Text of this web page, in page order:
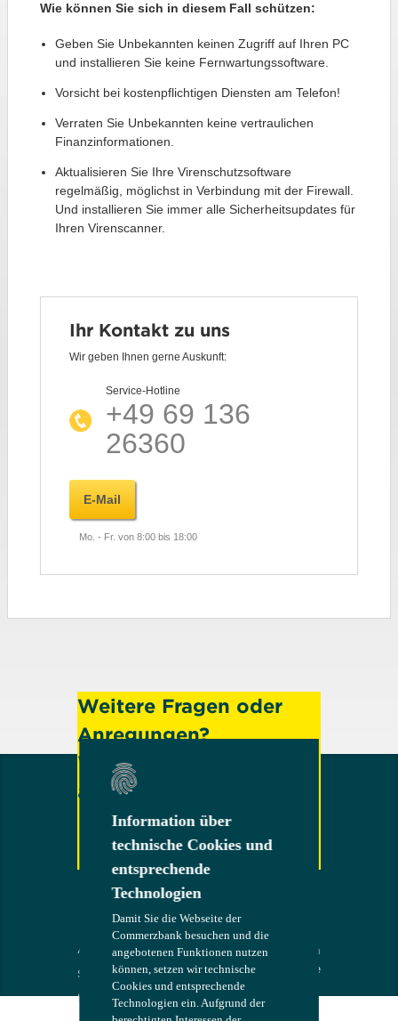
Wie können Sie sich in diesem Fall schützen:
Geben Sie Unbekannten keinen Zugriff auf Ihren PC
und installieren Sie keine Fernwartungssoftware.
Vorsicht bei kostenpflichtigen Diensten am Telefon!
Verraten Sie Unbekannten keine vertraulichen
Finanzinformationen.
Aktualisieren Sie Ihre Virenschutzsoftware
regelmäßig, möglichst in Verbindung mit der Firewall.
Und installieren Sie immer alle Sicherheitsupdates für
Ihren Virenscanner.
Ihr Kontakt zu uns
Wir geben Ihnen gerne Auskunft:
Service-Hotline
+49 69 136
26360
E-Mail
Mo. - Fr. von 8:00 bis 18:00
Weitere Fragen oder
Anregungen?
Wenden Sie sich gerne
an uns!
Kontakt
AGB
Sicherheit
Impressum
COMMERZB
ANK
Die Bank an
Ihrer Seite
Information über
technische Cookies und
entsprechende
Technologien
Damit Sie die Webseite der
Commerzbank besuchen und die
angebotenen Funktionen nutzen
können, setzen wir technische
Cookies und entsprechende
Technologien ein. Aufgrund der
Information über
technische Cookies und
entsprechende
Technologien
Damit Sie die Webseite der
Commerzbank besuchen und die
angebotenen Funktionen nutzen
können, setzen wir technische
Cookies und entsprechende
Technologien ein. Aufgrund der